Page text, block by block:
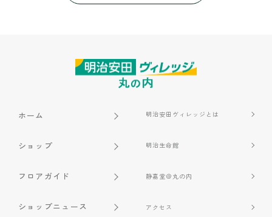
ホーム
ショップ
フロアガイド
ショップニュース
明治安田ヴィレッジとは
明治生命館
静嘉堂＠丸の内
アクセス